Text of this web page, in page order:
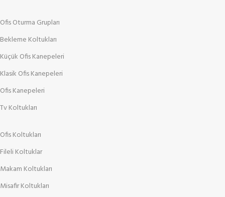
Ofis Oturma Grupları
Bekleme Koltukları
Küçük Ofis Kanepeleri
Klasik Ofis Kanepeleri
Ofis Kanepeleri
Tv Koltukları
Ofis Koltukları
Fileli Koltuklar
Makam Koltukları
Misafir Koltukları